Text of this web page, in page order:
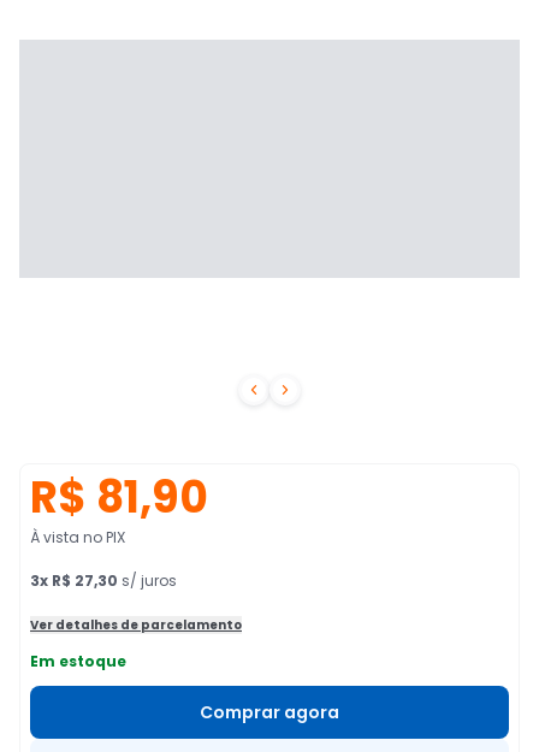
 
R$ 81,90
À vista no PIX
3x R$ 27,30 s/ juros
Ver detalhes de parcelamento
Em estoque
Comprar agora